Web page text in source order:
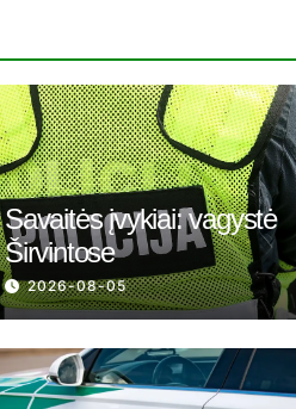
Savaitės įvykiai: vagystė
Širvintose
2026-08-05